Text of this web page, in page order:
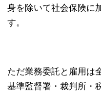
身を除いて社会保険に
す。
ただ業務委託と雇用は
基準監督署・裁判所・